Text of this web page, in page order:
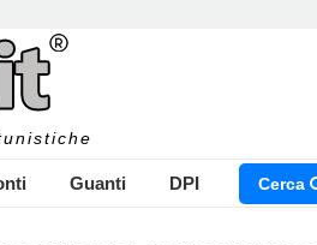
Guanti DPI Cerca